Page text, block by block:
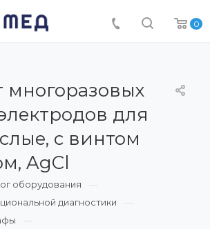
0
многоразовых
для
с винтом
AgCl
оборудования
диагностики